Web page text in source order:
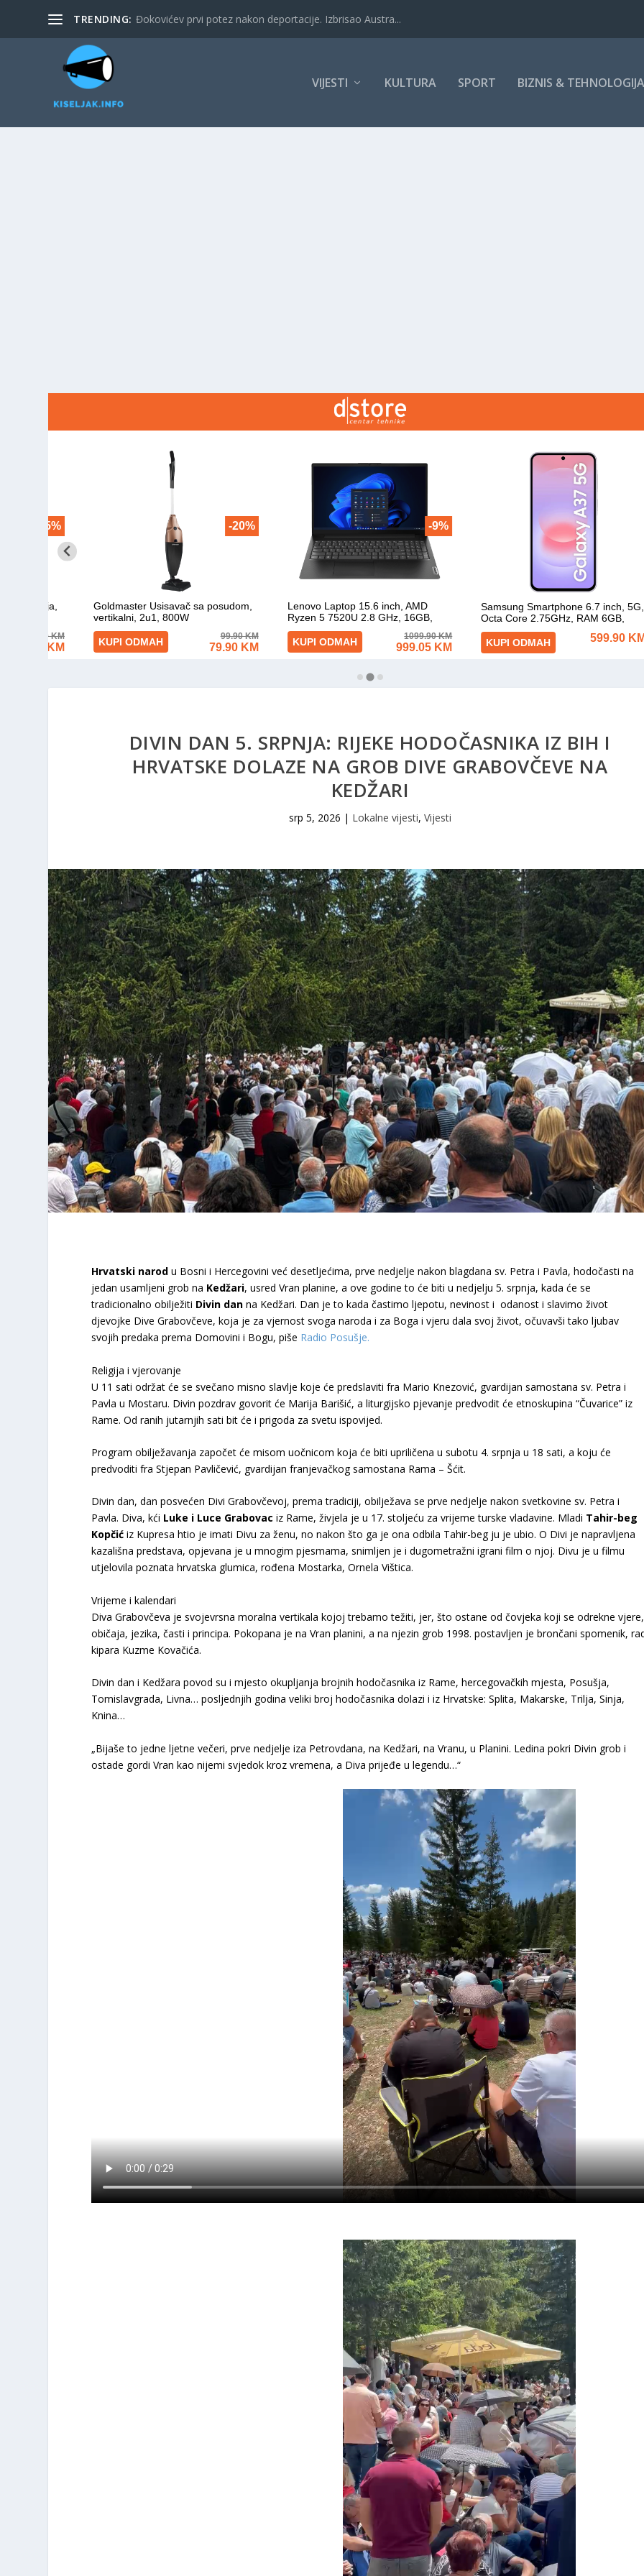
TRENDING: Đokovićev prvi potez nakon deportacije. Izbrisao Austra...
VIJESTI KULTURA SPORT BIZNIS & TEHNOLOGIJA
DIVIN DAN 5. SRPNJA: RIJEKE HODOČASNIKA IZ BIH I
HRVATSKE DOLAZE NA GROB DIVE GRABOVČEVE NA
KEDŽARI
srp 5, 2026 | Lokalne vijesti, Vijesti
Hrvatski narod u Bosni i Hercegovini već desetljećima, prve nedjelje nakon blagdana sv. Petra i Pavla, hodočasti na
jedan usamljeni grob na Kedžari, usred Vran planine, a ove godine to će biti u nedjelju 5. srpnja, kada će se
tradicionalno obilježiti Divin danna Kedžari. Dan je to kada častimo ljepotu, nevinost i odanost i slavimo život
djevojke Dive Grabovčeve, koja je za vjernost svoga naroda i za Boga i vjeru dala svoj život, očuvavši tako ljubav
svojih predaka prema Domovini i Bogu, piše Radio Posušje.
Religija i vjerovanje
U 11 sati održat će se svečano misno slavlje koje će predslaviti fra Mario Knezović, gvardijan samostana sv. Petra i
Pavla u Mostaru. Divin pozdrav govorit će Marija Barišić, a liturgijsko pjevanje predvodit će etnoskupina “Čuvarice” iz
Rame. Od ranih jutarnjih sati bit će i prigoda za svetu ispovijed.
Program obilježavanja započet će misom uočnicom koja će biti upriličena u subotu 4. srpnja u 18 sati, a koju će
predvoditi fra Stjepan Pavličević, gvardijan franjevačkog samostana Rama – Šćit.
Divin dan, dan posvećen Divi Grabovčevoj, prema tradiciji, obilježava se prve nedjelje nakon svetkovine sv. Petra i
Pavla. Diva, kći Luke i Luce Grabovac iz Rame, živjela je u 17. stoljeću za vrijeme turske vladavine. Mladi Tahir-beg
Kopčićiz Kupresa htio je imati Divu za ženu, no nakon što ga je ona odbila Tahir-beg ju je ubio. O Divi je napravljena
kazališna predstava, opjevana je u mnogim pjesmama, snimljen je i dugometražni igrani film o njoj. Divu je u filmu
utjelovila poznata hrvatska glumica, rođena Mostarka, Ornela Vištica.
Vrijeme i kalendari
Diva Grabovčeva je svojevrsna moralna vertikala kojoj trebamo težiti, jer, što ostane od čovjeka koji se odrekne vjere,
običaja, jezika, časti i principa. Pokopana je na Vran planini, a na njezin grob 1998. postavljen je brončani spomenik,
kipara Kuzme Kovačića.
Divin dan i Kedžara povod su i mjesto okupljanja brojnih hodočasnika iz Rame, hercegovačkih mjesta, Posušja,
Tomislavgrada, Livna… posljednjih godina veliki broj hodočasnika dolazi i iz Hrvatske: Splita, Makarske, Trilja, Sinja,
Knina…
„Bijaše to jedne ljetne večeri, prve nedjelje iza Petrovdana, na Kedžari, na Vranu, u Planini. Ledina pokri Divin grob i
ostade gordi Vran kao nijemi svjedok kroz vremena, a Diva prijeđe u legendu…“